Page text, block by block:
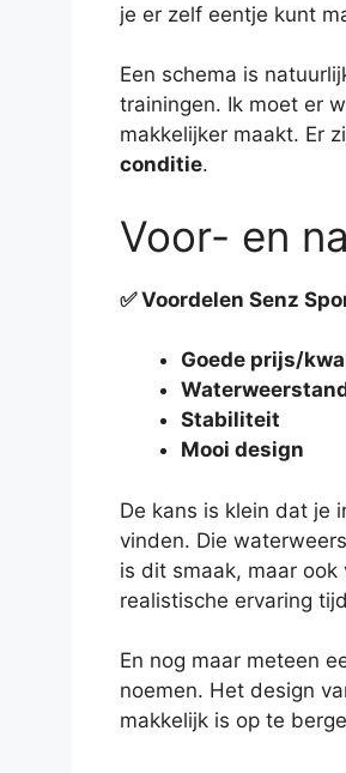
je er zelf eentje kunt
Een schema is
trainingen. Ik moet er
makkelijker maakt. Er
conditie.
Voor- en
✅Voordelen Senz
Goede prijs/
Stabiliteit
Mooi design
De kans is klein dat je
vinden. Die
is dit smaak, maar
realistische ervaring
En nog maar meteen
noemen. Het design
makkelijk is op te